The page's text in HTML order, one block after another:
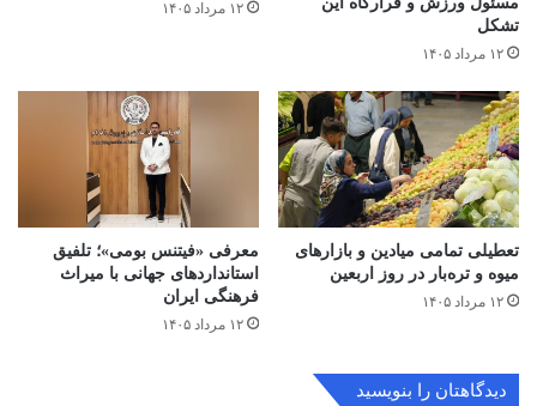
تشکل
۱۲ مرداد ۱۴۰۵
۱۲ مرداد ۱۴۰۵
تعطیلی تمامی میادین و بازارهای
میوه و تره‌بار در روز اربعین
۱۲ مرداد ۱۴۰۵
معرفی «فیتنس بومی»؛ تلفیق
استانداردهای جهانی با میراث
فرهنگی ایران
۱۲ مرداد ۱۴۰۵
دیدگاهتان را بنویسید